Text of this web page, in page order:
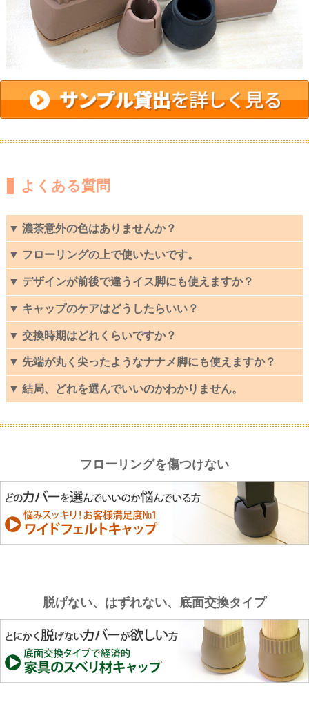
よくある質問
▼ 濃茶意外の色はありませんか？
▼ フローリングの上で使いたいです。
▼ デザインが前後で違うイス脚にも使えますか？
▼ キャップのケアはどうしたらいい？
▼ 交換時期はどれくらいですか？
▼ 先端が丸く尖ったようなナナメ脚にも使えますか？
▼ 結局、どれを選んでいいのかわかりません。
フローリングを傷つけない
脱げない、はずれない、底面交換タイプ